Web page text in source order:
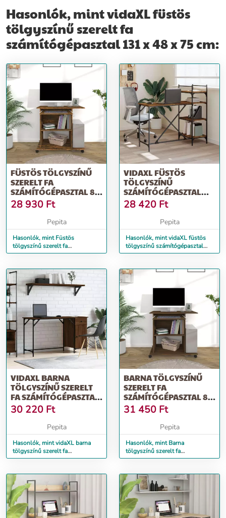
Hasonlók, mint vidaXL füstös
tölgyszínű szerelt fa
számítógépasztal 131 x 48 x 75 cm:
FÜSTÖS TÖLGYSZÍNŰ
SZERELT FA
SZÁMÍTÓGÉPASZTAL 80
X 50 X 75 CM
28 930 Ft
Pepita
Hasonlók, mint Füstös
tölgyszínű szerelt fa
számítógépasztal 80 x 50 x 75
VIDAXL FÜSTÖS
TÖLGYSZÍNŰ
SZÁMÍTÓGÉPASZTAL
POLCOKKAL
120X47X109 CM
28 420 Ft
Pepita
Hasonlók, mint vidaXL füstös
tölgyszínű számítógépasztal
polcokkal 120x47x109 cm
VIDAXL BARNA
TÖLGYSZÍNŰ SZERELT
FA SZÁMÍTÓGÉPASZTAL
131 X 48 X 75 CM
30 220 Ft
Pepita
Hasonlók, mint vidaXL barna
tölgyszínű szerelt fa
számítógépasztal 131 x 48 x 75
BARNA TÖLGYSZÍNŰ
SZERELT FA
SZÁMÍTÓGÉPASZTAL 80
X 50 X 75 CM
31 450 Ft
Pepita
Hasonlók, mint Barna
tölgyszínű szerelt fa
számítógépasztal 80 x 50 x 75